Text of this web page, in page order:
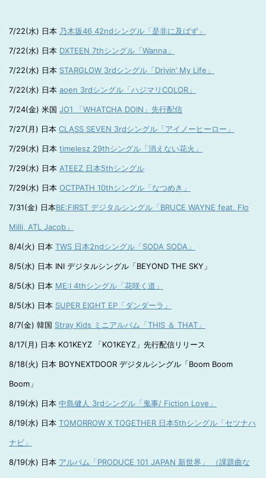
7/22(水) 日本 乃木坂46 42ndシングル「是非に及ばず」
7/22(水) 日本 DXTEEN 7thシングル「Wanna」
7/22(水) 日本 STARGLOW 3rdシングル「Drivin’ My Life」
7/22(水) 日本 aoen 3rdシングル「ハジマリCOLOR」
7/24(金) 米国 JO1 「WHATCHA DOIN」先行配信
7/27(月) 日本 CLASS SEVEN 3rdシングル「アイノーヒーロー」
7/29(水) 日本 timelesz 29thシングル「消えない花火」
7/29(水) 日本 ATEEZ 日本5thシングル
7/29(水) 日本 OCTPATH 10thシングル「なつめき」
7/31(金) 日本BE:FIRST デジタルシングル「BRUCE WAYNE feat. Flo
Milli, ATL Jacob」
8/4(火) 日本 TWS 日本2ndシングル「SODA SODA」
8/5(水) 日本 INI デジタルシングル「BEYOND THE SKY」
8/5(水) 日本 ME:I 4thシングル「花咲く道」
8/5(水) 日本 SUPER EIGHT EP「ダンダーラ」
8/7(金) 韓国 Stray Kids ミニアルバム「THIS ＆ THAT」
8/17(月) 日本 KO1KEYZ 「KO1KEYZ」先行配信リリース
8/18(火) 日本 BOYNEXTDOOR デジタルシングル「Boom Boom
Boom」
8/19(水) 日本 中島健人 3rdシングル「鬼事/ Fiction Love」
8/19(水) 日本 TOMORROW X TOGETHER 日本5thシングル「セツナハ
ナビ」
8/19(水) 日本 アルバム「PRODUCE 101 JAPAN 新世界」 （課題曲な